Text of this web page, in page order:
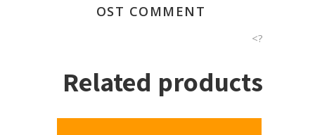
?>
Related products